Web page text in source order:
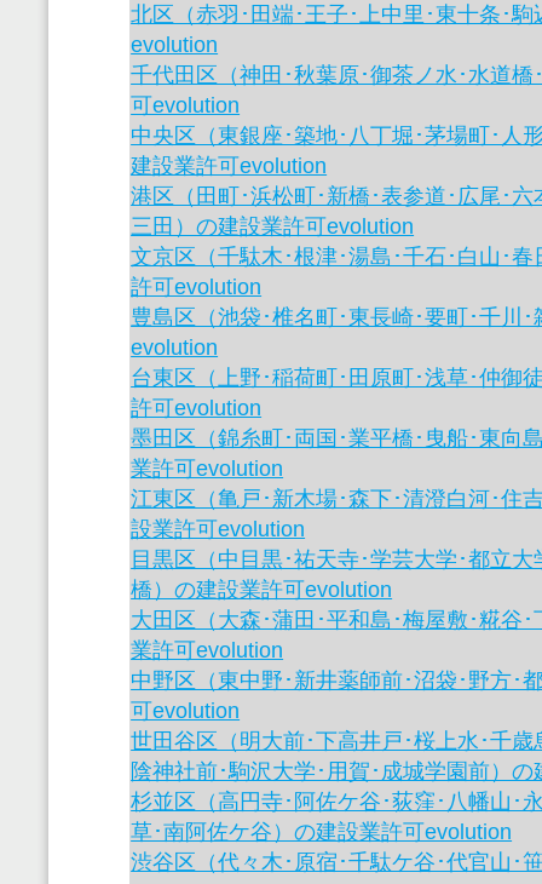
北区（赤羽･田端･王子･上中里･東十条･
evolution
千代田区（神田･秋葉原･御茶ノ水･水道
可evolution
中央区（東銀座･築地･八丁堀･茅場町･人
建設業許可evolution
港区（田町･浜松町･新橋･表参道･広尾･
三田）の建設業許可evolution
文京区（千駄木･根津･湯島･千石･白山･
許可evolution
豊島区（池袋･椎名町･東長崎･要町･千川
evolution
台東区（上野･稲荷町･田原町･浅草･仲御
許可evolution
墨田区（錦糸町･両国･業平橋･曳船･東向
業許可evolution
江東区（亀戸･新木場･森下･清澄白河･住
設業許可evolution
目黒区（中目黒･祐天寺･学芸大学･都立
橋）の建設業許可evolution
大田区（大森･蒲田･平和島･梅屋敷･糀谷
業許可evolution
中野区（東中野･新井薬師前･沼袋･野方･
可evolution
世田谷区（明大前･下高井戸･桜上水･千
陰神社前･駒沢大学･用賀･成城学園前）
杉並区（高円寺･阿佐ケ谷･荻窪･八幡山･
草･南阿佐ケ谷）の建設業許可evolution
渋谷区（代々木･原宿･千駄ケ谷･代官山･